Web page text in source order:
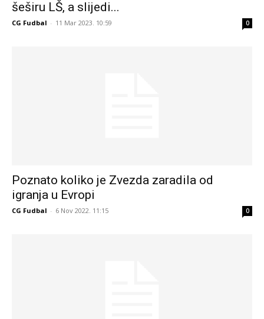
šeširu LŠ, a slijedi...
CG Fudbal - 11 Mar 2023. 10:59 0
Poznato koliko je Zvezda zaradila od
igranja u Evropi
CG Fudbal - 6 Nov 2022. 11:15 0